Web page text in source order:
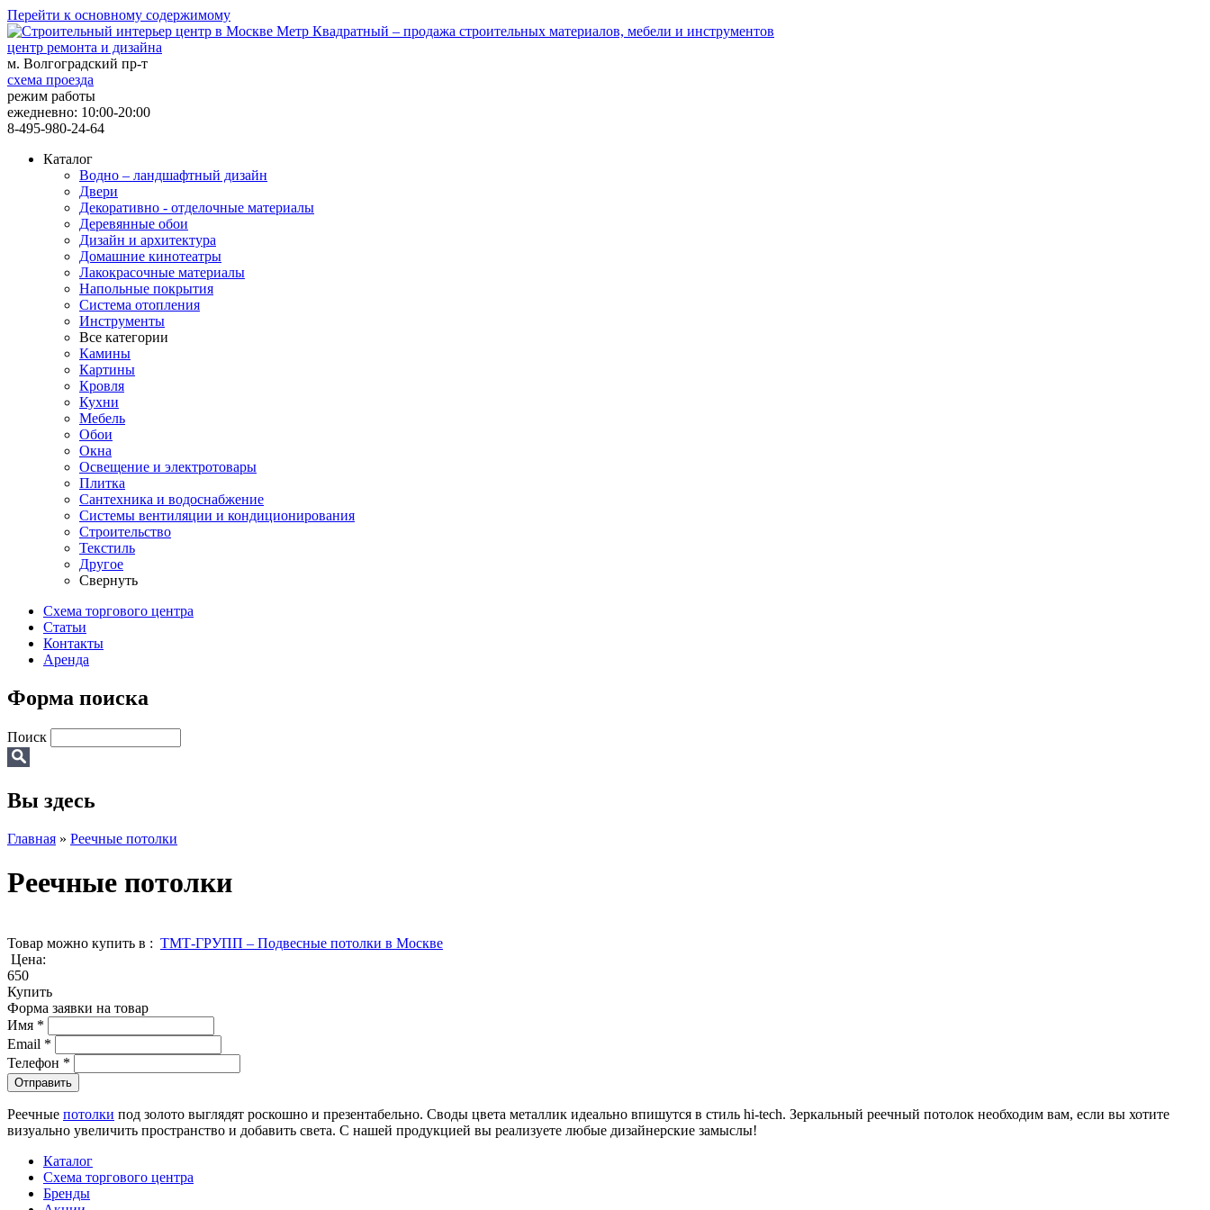
Перейти к основному содержимому
центр ремонта и дизайна
м. Волгоградский пр-т
схема проезда
режим работы
ежедневно: 10:00-20:00
8-495-980-24-64
Каталог
Водно – ландшафтный дизайн
Двери
Декоративно - отделочные материалы
Деревянные обои
Дизайн и архитектура
Домашние кинотеатры
Лакокрасочные материалы
Напольные покрытия
Система отопления
Инструменты
Все категории
Камины
Картины
Кровля
Кухни
Мебель
Обои
Окна
Освещение и электротовары
Плитка
Сантехника и водоснабжение
Системы вентиляции и кондиционирования
Строительство
Текстиль
Другое
Свернуть
Схема торгового центра
Статьи
Контакты
Аренда
Форма поиска
Поиск
Вы здесь
Главная » Реечные потолки
Реечные потолки
Товар можно купить в : ТМТ-ГРУПП – Подвесные потолки в Москве
Цена:
650
Купить
Форма заявки на товар
Имя *
Email *
Телефон *
Реечные потолки под золото выглядят роскошно и презентабельно. Своды цвета металлик идеально впишутся в стиль hi-tech. Зеркальный реечный потолок необходим вам, если вы хотите
визуально увеличить пространство и добавить света. С нашей продукцией вы реализуете любые дизайнерские замыслы!
Каталог
Схема торгового центра
Бренды